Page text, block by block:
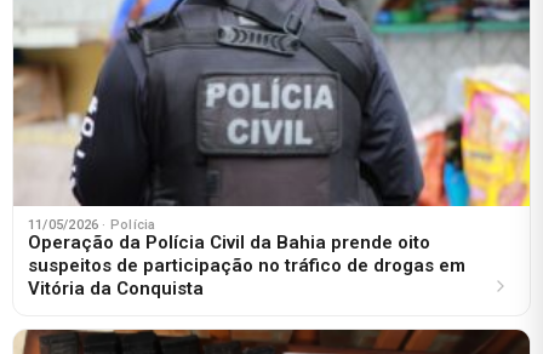
11/05/2026 · Polícia
Operação da Polícia Civil da Bahia prende oito
suspeitos de participação no tráfico de drogas em
Vitória da Conquista